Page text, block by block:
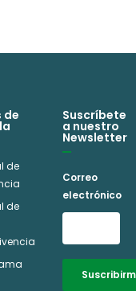
de
de
de
Suscríbete
a nuestro
Newsletter
Correo
electrónico